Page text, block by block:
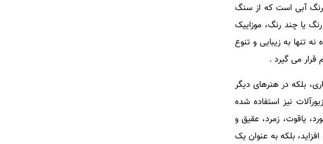
رنگ آبی است که از سنگ
یا چند رنگ، موزاییک
تنها به زیبایی و تنوع
قرار می گیرد .
بلکه در هنرهای دیگر
نیز استفاده شده
یاقوت، زمرد، عقیق و
بلکه به عنوان یک